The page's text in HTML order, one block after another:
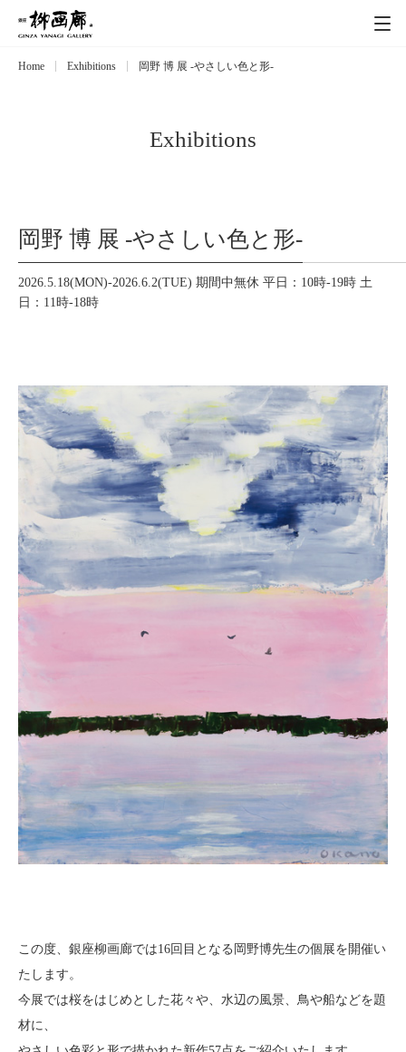
Exhibitions
Art works
Catalog
About 会社案内
ブログ
Contact お問い合わせ
Purchase assessment 査定・買取
Home Exhibitions 岡野 博 展 -やさしい色と形-
Exhibitions
岡野 博 展 -やさしい色と形-
2026.5.18(MON)-2026.6.2(TUE) 期間中無休 平日：10時-19時 土
日：11時-18時
この度、銀座柳画廊では16回目となる岡野博先生の個展を開催い
たします。
今展では桜をはじめとした花々や、水辺の風景、鳥や船などを題
材に、